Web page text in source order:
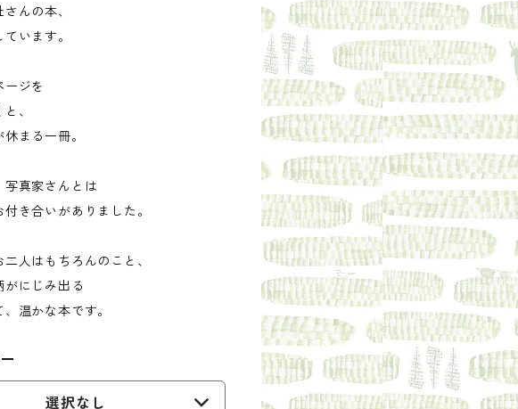
んの本、
います。
ージを
、
まる一冊。
写真家さんとは
き合いがありました。
人はもちろんのこと、
にじみ出る
温かな本です。
選択なし